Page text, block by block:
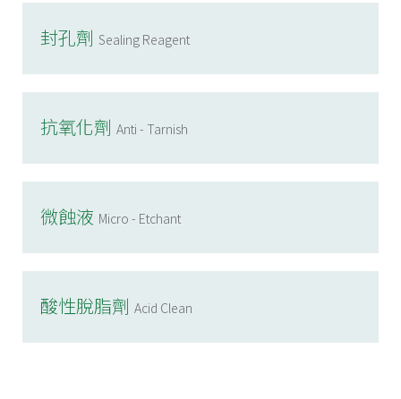
封孔劑 Sealing Reagent
抗氧化劑 Anti - Tarnish
微蝕液 Micro - Etchant
酸性脫脂劑 Acid Clean